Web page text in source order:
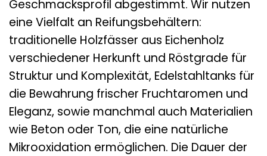
Geschmacksprofil abgestimmt. Wir nutzen
eine Vielfalt an Reifungsbehältern:
traditionelle Holzfässer aus Eichenholz
verschiedener Herkunft und Röstgrade für
Struktur und Komplexität, Edelstahltanks für
die Bewahrung frischer Fruchtaromen und
Eleganz, sowie manchmal auch Materialien
wie Beton oder Ton, die eine natürliche
Mikrooxidation ermöglichen. Die Dauer der